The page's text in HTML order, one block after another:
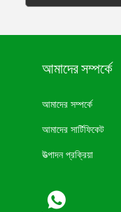
আমাদের সম্পর্কে
আমাদের সম্পর্কে
আমাদের সার্টিফিকেট
উত্পাদন প্রক্রিয়া